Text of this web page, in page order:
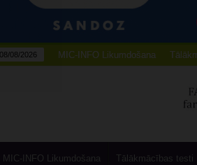
08/08/2026 MIC-INFO Likumdošana
MIC-INFO Likumdošana Tālākmācības testi